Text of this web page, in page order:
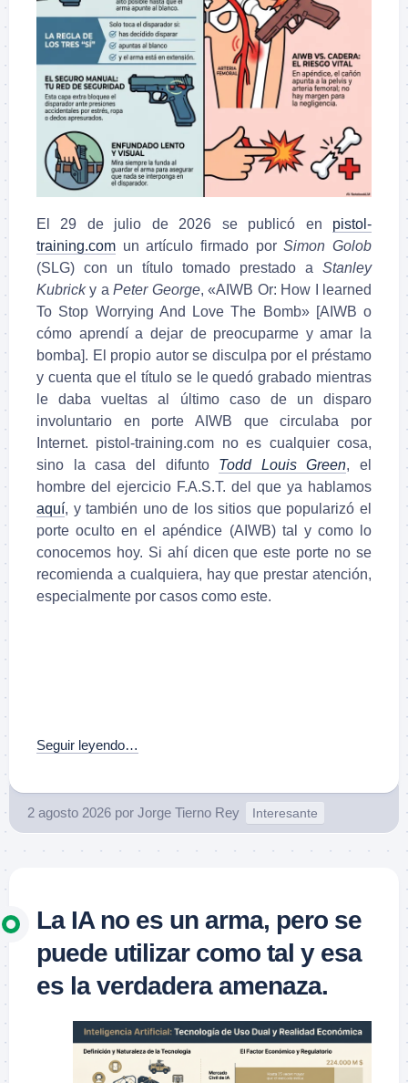
El 29 de julio de 2026 se publicó en pistol-
training.com un artículo firmado porSimon Golob
(SLG) con un título tomado prestado a Stanley
Kubricky aPeter George, «AIWB Or: How I learned
To Stop Worrying And Love The Bomb» [AIWB o
cómo aprendí a dejar de preocuparme y amar la
bomba]. El propio autor se disculpa por el préstamo
y cuenta que el título se le quedó grabado mientras
le daba vueltas al último caso de un disparo
involuntario en porte AIWB que circulaba por
Internet. pistol-training.com no es cualquier cosa,
sino la casa del difunto Todd Louis Green, el
hombre del ejercicio F.A.S.T. del que ya hablamos
aquí, y también uno de los sitios que popularizó el
porte oculto en el apéndice (AIWB) tal y como lo
conocemos hoy. Si ahí dicen que este porte no se
recomienda a cualquiera, hay que prestar atención,
especialmente por casos como este.
Seguir leyendo…
2 agosto 2026 por Jorge Tierno Rey Interesante
La IA no es un arma, pero se
puede utilizar como tal y esa
es la verdadera amenaza.